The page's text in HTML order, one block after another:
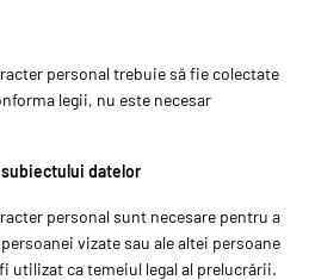
personal trebuie să fie colectate
legii, nu este necesar
datelor
personal sunt necesare pentru a
vizate sau ale altei persoane
utilizat ca temeiul legal al prelucrării.